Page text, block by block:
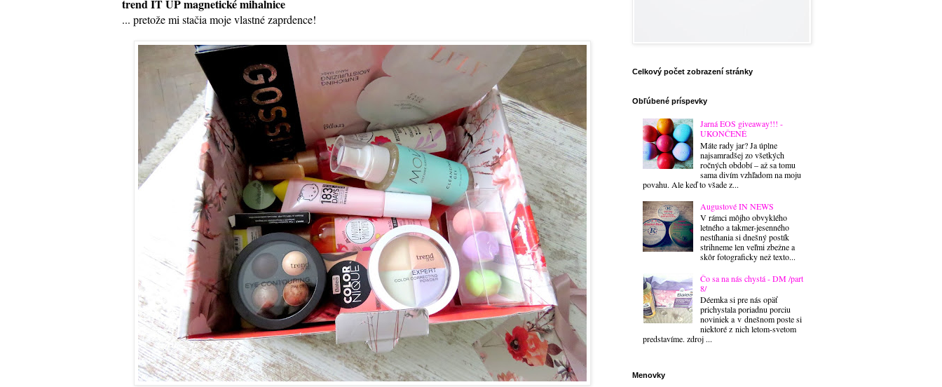
trend IT UP magnetické mihalnice
... pretože mi stačia moje vlastné zaprdence!
Celkový počet zobrazení stránky
Obľúbené príspevky
Jarná EOS giveaway!!! -
UKONČENÉ
Máte rady jar? Ja úplne
najsamradšej zo všetkých
ročných období – až sa tomu
sama divím vzhľadom na moju
povahu. Ale keď to všade z...
Augustové IN NEWS
V rámci môjho obvyklého
letného a takmer-jesenného
nestíhania si dnešný postík
strihneme len veľmi zbežne a
skôr fotograficky než texto...
Čo sa na nás chystá - DM /part
8/
Déemka si pre nás opäť
prichystala poriadnu porciu
noviniek a v dnešnom poste si
niektoré z nich letom-svetom
predstavíme. zdroj ...
Menovky